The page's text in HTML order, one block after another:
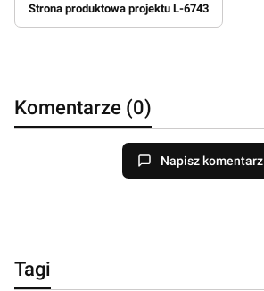
Strona produktowa projektu L-6743
Komentarze (0)
Napisz komentarz
Tagi